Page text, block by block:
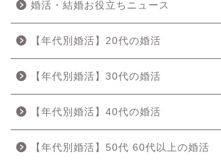
婚活・結婚お役立ちニュース
【年代別婚活】20代の婚活
【年代別婚活】30代の婚活
【年代別婚活】40代の婚活
【年代別婚活】50代 60代以上の婚活